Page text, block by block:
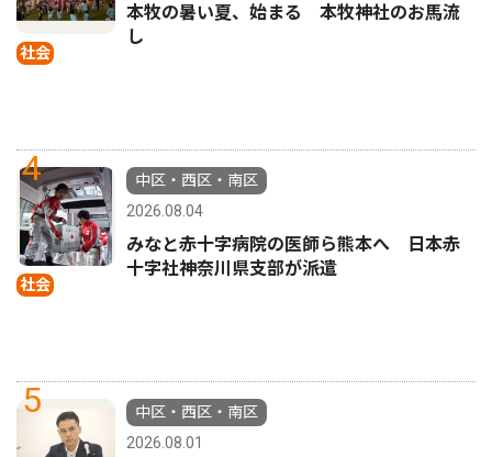
社会
本牧の暑い夏、始まる 本牧神社のお馬流
し
4
社会
中区・西区・南区
2026.08.04
みなと赤十字病院の医師ら熊本へ 日本赤
十字社神奈川県支部が派遣
5
中区・西区・南区
2026.08.01